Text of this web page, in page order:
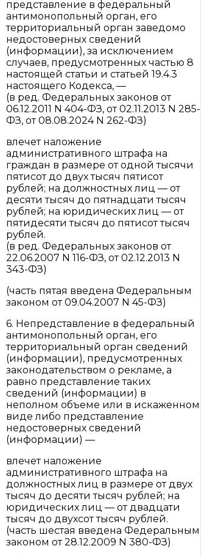
представление в федеральный
антимонопольный орган, его
территориальный орган заведомо
недостоверных сведений
(информации), за исключением
случаев, предусмотренных частью 8
настоящей статьи и статьей 19.4.3
настоящего Кодекса, —
(в ред. Федеральных законов от
06.12.2011 N 404-ФЗ, от 02.11.2013 N 285-
ФЗ, от 08.08.2024 N 262-ФЗ)
влечет наложение
административного штрафа на
граждан в размере от одной тысячи
пятисот до двух тысяч пятисот
рублей; на должностных лиц — от
десяти тысяч до пятнадцати тысяч
рублей; на юридических лиц — от
пятидесяти тысяч до пятисот тысяч
рублей.
(в ред. Федеральных законов от
22.06.2007 N 116-ФЗ, от 02.12.2013 N
343-ФЗ)
(часть пятая введена Федеральным
законом от 09.04.2007 N 45-ФЗ)
6. Непредставление в федеральный
антимонопольный орган, его
территориальный орган сведений
(информации), предусмотренных
законодательством о рекламе, а
равно представление таких
сведений (информации) в
неполном объеме или в искаженном
виде либо представление
недостоверных сведений
(информации) —
влечет наложение
административного штрафа на
должностных лиц в размере от двух
тысяч до десяти тысяч рублей; на
юридических лиц — от двадцати
тысяч до двухсот тысяч рублей.
(часть шестая введена Федеральным
законом от 28.12.2009 N 380-ФЗ)